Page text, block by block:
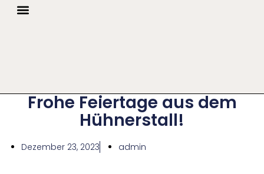
Frohe Feiertage aus dem
Hühnerstall!
Dezember 23, 2023 admin